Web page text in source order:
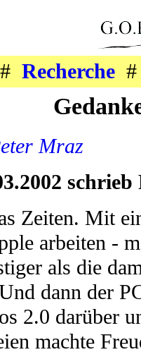
# Recherche
Mraz
Zeiten. Mit
arbeiten -
als die
dann der
2.0 darüber
machte